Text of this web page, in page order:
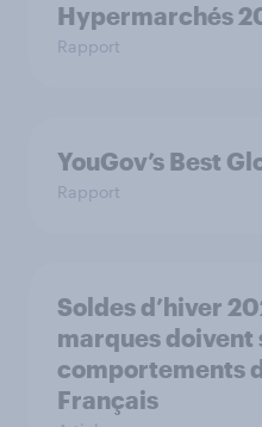
Hypermarchés
Rapport
YouGov’s Best
Rapport
Soldes d’hiver
marques doivent
comportements
Français